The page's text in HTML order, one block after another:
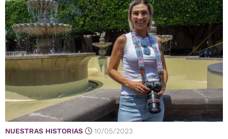
NUESTRAS HISTORIAS 10/05/2023